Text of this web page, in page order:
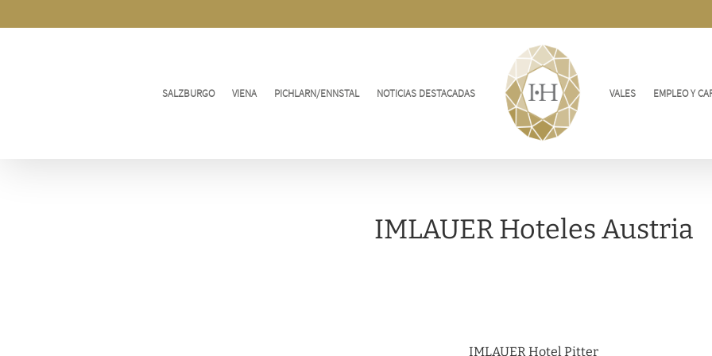
al
SALZBURGO VIENA PICHLARN/ENNSTAL NOTICIAS DESTACADAS VALES EMPLEO Y
IMLAUER Hoteles Austria
IMLAUER Hotel Pitter